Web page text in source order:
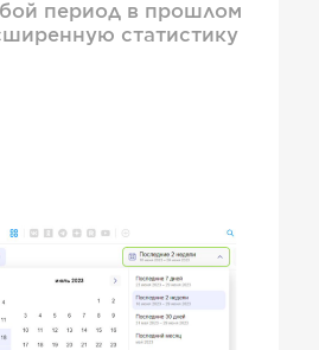
период в прошлом
статистику